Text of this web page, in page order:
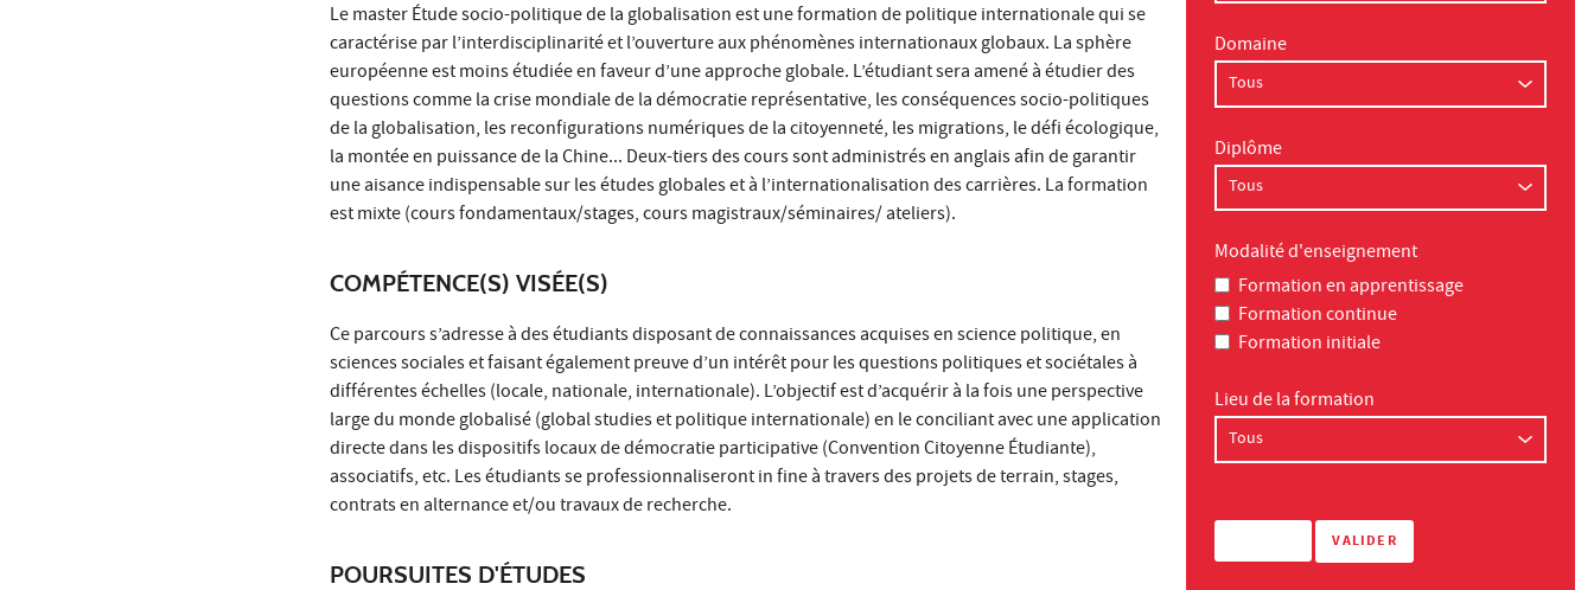
Le master Étude socio-politique de la globalisation est une formation de politique internationale qui se
caractérise par l’interdisciplinarité et l’ouverture aux phénomènes internationaux globaux. La sphère
européenne est moins étudiée en faveur d’une approche globale. L’étudiant sera amené à étudier des
questions comme la crise mondiale de la démocratie représentative, les conséquences socio-politiques
de la globalisation, les reconfigurations numériques de la citoyenneté, les migrations, le défi écologique,
la montée en puissance de la Chine... Deux-tiers des cours sont administrés en anglais afin de garantir
une aisance indispensable sur les études globales et à l’internationalisation des carrières. La formation
est mixte (cours fondamentaux/stages, cours magistraux/séminaires/ ateliers).
COMPÉTENCE(S) VISÉE(S)
Ce parcours s’adresse à des étudiants disposant de connaissances acquises en science politique, en
sciences sociales et faisant également preuve d’un intérêt pour les questions politiques et sociétales à
différentes échelles (locale, nationale, internationale). L’objectif est d’acquérir à la fois une perspective
large du monde globalisé (global studies et politique internationale) en le conciliant avec une application
directe dans les dispositifs locaux de démocratie participative (Convention Citoyenne Étudiante),
associatifs, etc. Les étudiants se professionnaliseront in fine à travers des projets de terrain, stages,
contrats en alternance et/ou travaux de recherche.
POURSUITES D'ÉTUDES
Domaine
Diplôme
Modalité d'enseignement
Formation en apprentissage
Formation continue
Formation initiale
Lieu de la formation